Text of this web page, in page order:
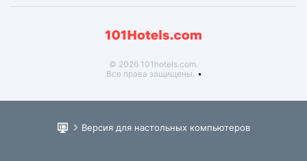
© 2026 101hotels.com.
Все права защищены.
Версия для настольных компьютеров